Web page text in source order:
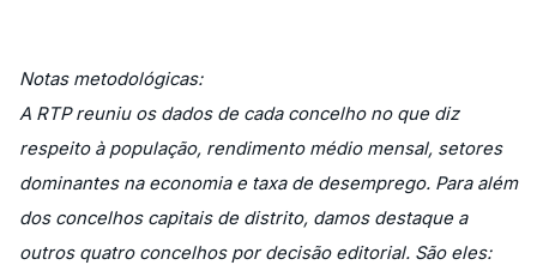
Notas metodológicas:
A RTP reuniu os dados de cada concelho no que diz
respeito à população, rendimento médio mensal, setores
dominantes na economia e taxa de desemprego. Para além
dos concelhos capitais de distrito, damos destaque a
outros quatro concelhos por decisão editorial. São eles: